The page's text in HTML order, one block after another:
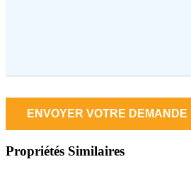
Propriétés Similaires